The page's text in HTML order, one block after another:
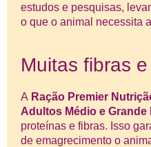
estudos e pesquisas,
o que o animal necessita
Muitas fibras
A Ração Premier
Adultos Médio e Grande
proteínas e fibras. Isso
de emagrecimento o